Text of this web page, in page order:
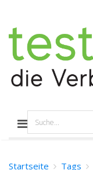
Startseite Tags